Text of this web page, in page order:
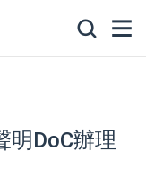
明DoC辦理